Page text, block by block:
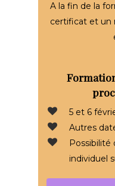
A la fin de la
certificat et un
5 et 6
Autres
Possibilité
individuel